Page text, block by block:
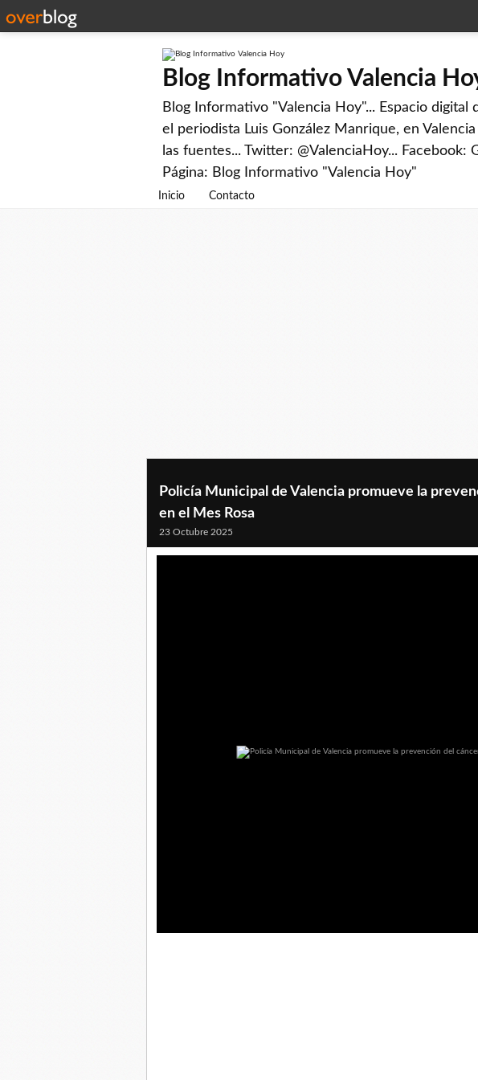
Blog Informativo Valencia
Blog Informativo "Valencia Hoy"... Espacio
el periodista Luis González Manrique, en
las fuentes... Twitter: @ValenciaHoy... Facebook:
Página: Blog Informativo "Valencia Hoy"
Inicio Contacto
Policía Municipal de Valencia promueve la
en el Mes Rosa
23 Octubre 2025